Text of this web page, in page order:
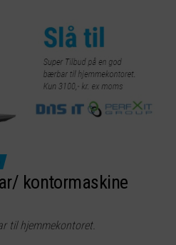
kontormaskine
til hjemmekontoret.